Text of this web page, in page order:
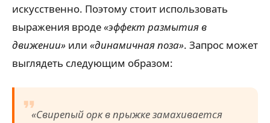
искусственно. Поэтому стоит использовать
выражения вроде«эффект размытия в
движении» или «динамичная поза». Запрос может
выглядеть следующим образом:
«Свирепый орк в прыжке замахивается